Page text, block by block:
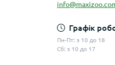
Графік
Пн-Пт: з 10 до 18
Сб: з 10 до 17